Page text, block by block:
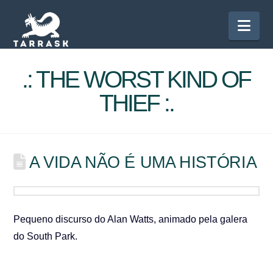
.: THE WORST KIND OF
THIEF :.
A VIDA NÃO É UMA HISTÓRIA
Pequeno discurso do Alan Watts, animado pela galera
do South Park.